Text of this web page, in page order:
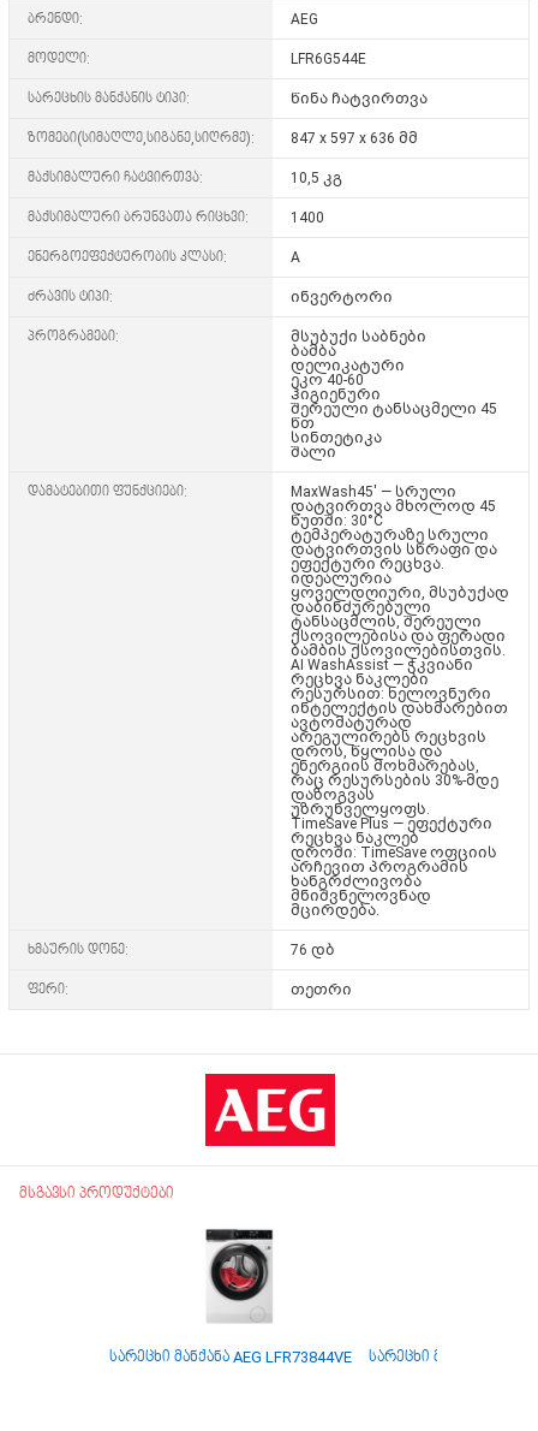
ბრენდი: AEG
მოდელი: LFR6G544E
სარეცხის მანქანის ტიპი: წინა ჩატვირთვა
ზომები(სიმაღლე,სიგანე,სიღრმე): 847 x 597 x 636 მმ
მაქსიმალური ჩატვირთვა: 10,5 კგ
მაქსიმალური ბრუნვათა რიცხვი: 1400
ენერგოეფექტურობის კლასი: A
ძრავის ტიპი: ინვერტორი
პროგრამები:
მსუბუქი საბნები
ბამბა
დელიკატური
ეკო 40-60
ჰიგიენური
შერეული ტანსაცმელი 45
წთ
სინთეტიკა
შალი
დამატებითი ფუნქციები:
MaxWash45' — სრული
დატვირთვა მხოლოდ 45
წუთში: 30°C
ტემპერატურაზე სრული
დატვირთვის სწრაფი და
ეფექტური რეცხვა.
იდეალურია
ყოველდღიური, მსუბუქად
დაბინძურებული
ტანსაცმლის, შერეული
ქსოვილებისა და ფერადი
ბამბის ქსოვილებისთვის.
AI WashAssist — ჭკვიანი
რეცხვა ნაკლები
რესურსით: ხელოვნური
ინტელექტის დახმარებით
ავტომატურად
არეგულირებს რეცხვის
დროს, წყლისა და
ენერგიის მოხმარებას,
რაც რესურსების 30%-მდე
დაზოგვას
უზრუნველყოფს.
TimeSave Plus — ეფექტური
რეცხვა ნაკლებ
დროში: TimeSave ოფციის
არჩევით პროგრამის
ხანგრძლივობა
მნიშვნელოვნად
მცირდება.
ხმაურის დონე: 76 დბ
ფერი: თეთრი
მსგავსი პროდუქტები
სარეცხი მანქანა AEG LFR73844VE სარეცხი მანქანა LG